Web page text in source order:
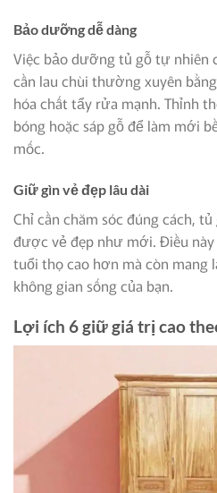
Bảo dưỡng dễ dàng
Việc bảo dưỡng tủ gỗ tự nhiên
cần lau chùi thường xuyên
hóa chất tẩy rửa mạnh. Thỉnh
bóng hoặc sáp gỗ để làm mới
mốc.
Giữ gìn vẻ đẹp lâu dài
Chỉ cần chăm sóc đúng cách,
được vẻ đẹp như mới. Điều
tuổi thọ cao hơn mà còn mang
không gian sống của bạn.
Lợi ích 6 giữ giá trị cao